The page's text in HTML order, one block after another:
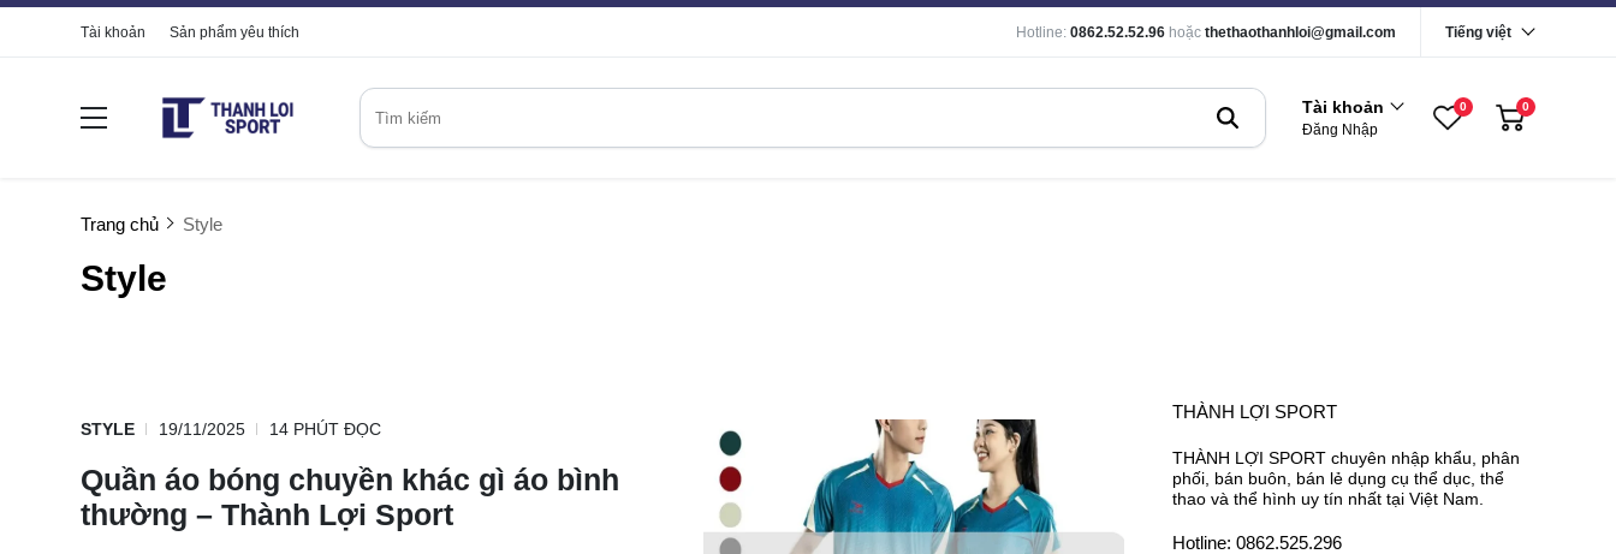
Tài khoản Sản phẩm yêu thích Hotline: 0862.52.52.96 hoặc thethaothanhloi@gmail.com Tiếng việt
Tài khoản
Đăng Nhập
0 0
Trang chủ Style
Style
STYLE 19/11/2025 14 PHÚT ĐỌC
Quần áo bóng chuyền khác gì áo bình
thường – Thành Lợi Sport
THÀNH LỢI SPORT
THÀNH LỢI SPORT chuyên nhập khẩu, phân
phối, bán buôn, bán lẻ dụng cụ thể dục, thể
thao và thể hình uy tín nhất tại Việt Nam.
Hotline: 0862.525.296